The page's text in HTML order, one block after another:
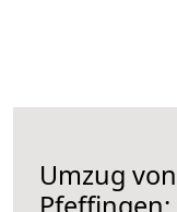
Umzug